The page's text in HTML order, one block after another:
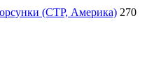
(CTP, Америка) 270